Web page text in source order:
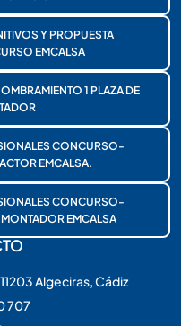
Y PROPUESTA
EMCALSA
1 PLAZA DE
CONCURSO-
EMCALSA.
CONCURSO-
EMCALSA
Algeciras, Cádiz
707